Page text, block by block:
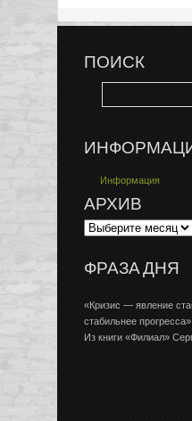
ПОИСК
Информация
АРХИВ
ФРАЗА ДНЯ
«Кризис — явление
стабильнее прогресса»
Из книги «Филиал»